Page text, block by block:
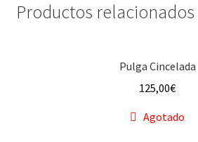
Productos relacionados
Pulga Cincelada
125,00€
Agotado